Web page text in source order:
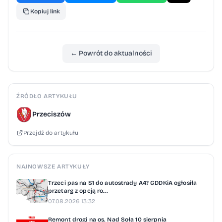
Kopiuj link
← Powrót do aktualności
ŹRÓDŁO ARTYKUŁU
Przeciszów
Przejdź do artykułu
NAJNOWSZE ARTYKUŁY
Trzeci pas na S1 do autostrady A4? GDDKiA ogłosiła
przetarg z opcją ro...
07.08.2026 13:32
Remont drogi na os. Nad Sołą 10 sierpnia